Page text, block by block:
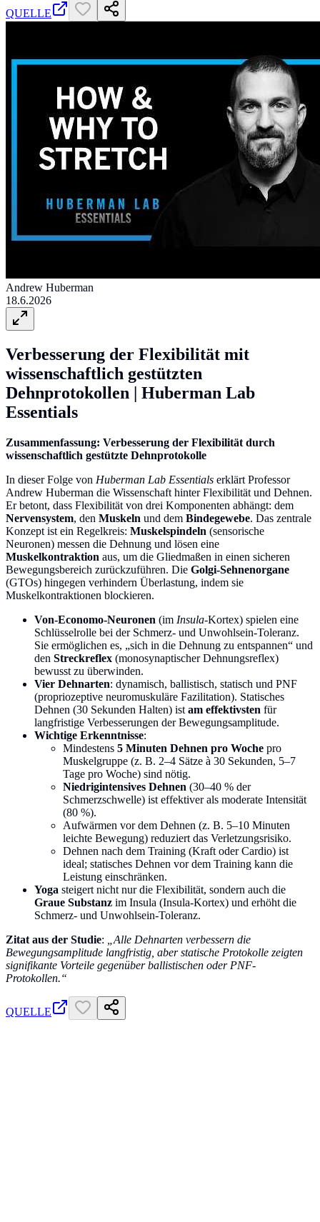
QUELLE
Andrew Huberman
18.6.2026
Verbesserung der Flexibilität mit
wissenschaftlich gestützten
Dehnprotokollen | Huberman Lab
Essentials
Zusammenfassung: Verbesserung der Flexibilität durch
wissenschaftlich gestützte Dehnprotokolle
In dieser Folge von Huberman Lab Essentials erklärt Professor
Andrew Huberman die Wissenschaft hinter Flexibilität und Dehnen.
Er betont, dass Flexibilität von drei Komponenten abhängt: dem
Nervensystem, den Muskeln und dem Bindegewebe. Das zentrale
Konzept ist ein Regelkreis: Muskelspindeln (sensorische
Neuronen) messen die Dehnung und lösen eine
Muskelkontraktion aus, um die Gliedmaßen in einen sicheren
Bewegungsbereich zurückzuführen. Die Golgi-Sehnenorgane
(GTOs) hingegen verhindern Überlastung, indem sie
Muskelkontraktionen blockieren.
Von-Economo-Neuronen (im Insula-Kortex) spielen eine
Schlüsselrolle bei der Schmerz- und Unwohlsein-Toleranz.
Sie ermöglichen es, „sich in die Dehnung zu entspannen“ und
den Streckreflex (monosynaptischer Dehnungsreflex)
bewusst zu überwinden.
Vier Dehnarten: dynamisch, ballistisch, statisch und PNF
(propriozeptive neuromuskuläre Fazilitation). Statisches
Dehnen (30 Sekunden Halten) ist am effektivsten für
langfristige Verbesserungen der Bewegungsamplitude.
Wichtige Erkenntnisse:
Mindestens 5 Minuten Dehnen pro Woche pro
Muskelgruppe (z. B. 2–4 Sätze à 30 Sekunden, 5–7
Tage pro Woche) sind nötig.
Niedrigintensives Dehnen (30–40 % der
Schmerzschwelle) ist effektiver als moderate Intensität
(80 %).
Aufwärmen vor dem Dehnen (z. B. 5–10 Minuten
leichte Bewegung) reduziert das Verletzungsrisiko.
Dehnen nach dem Training (Kraft oder Cardio) ist
ideal; statisches Dehnen vor dem Training kann die
Leistung einschränken.
Yoga steigert nicht nur die Flexibilität, sondern auch die
Graue Substanz im Insula (Insula-Kortex) und erhöht die
Schmerz- und Unwohlsein-Toleranz.
Zitat aus der Studie:
„Alle Dehnarten verbessern die
Bewegungsamplitude langfristig, aber statische Protokolle zeigten
signifikante Vorteile gegenüber ballistischen oder PNF-
Protokollen.“
QUELLE